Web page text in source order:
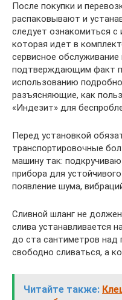
После покупки и
распаковывают и
следует ознакомиться с
которая идет в
сервисное
подтверждающим факт
использованию
разъясняющие, как
«Индезит» для
Перед установкой
транспортировочные
машину так:
прибора для
появление шума,
Сливной шланг не
слива устанавливается
до ста сантиметров над
свободно сливаться, а
Читайте также: